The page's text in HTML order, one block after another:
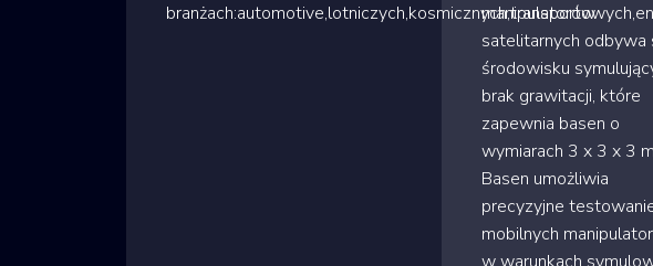
manipulatorów
satelitarnych odbywa
środowisku
brak grawitacji, które
zapewnia basen o
wymiarach 3 x 3 x 3
Basen umożliwia
precyzyjne
mobilnych